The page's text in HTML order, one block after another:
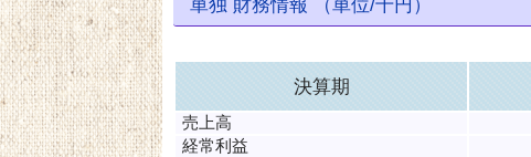
単独 財務情報 （単位/千円）
決算期
売上高
経常利益